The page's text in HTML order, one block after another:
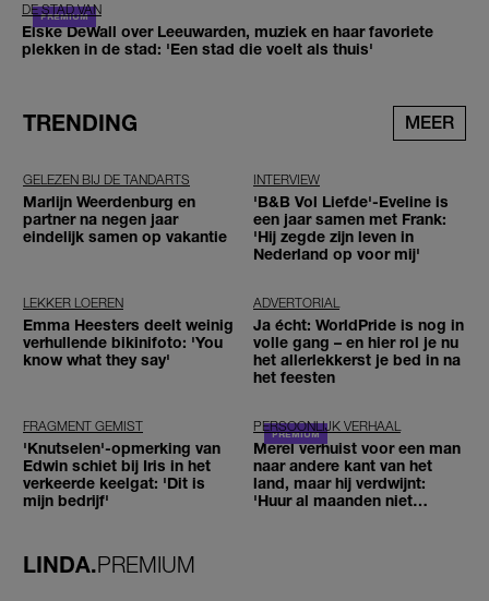
DE STAD VAN
Elske DeWall over Leeuwarden, muziek en haar favoriete
plekken in de stad: 'Een stad die voelt als thuis'
TRENDING MEER
GELEZEN BIJ DE TANDARTS
Marlijn Weerdenburg en
partner na negen jaar
eindelijk samen op vakantie
INTERVIEW
'B&B Vol Liefde'-Eveline is
een jaar samen met Frank:
'Hij zegde zijn leven in
Nederland op voor mij'
LEKKER LOEREN
Emma Heesters deelt weinig
verhullende bikinifoto: 'You
know what they say'
ADVERTORIAL
Ja écht: WorldPride is nog in
volle gang – en hier rol je nu
het allerlekkerst je bed in na
het feesten
FRAGMENT GEMIST
'Knutselen'-opmerking van
Edwin schiet bij Iris in het
verkeerde keelgat: 'Dit is
mijn bedrijf'
PERSOONLIJK VERHAAL
Merel verhuist voor een man
naar andere kant van het
land, maar hij verdwijnt:
'Huur al maanden niet
LINDA.PREMIUM